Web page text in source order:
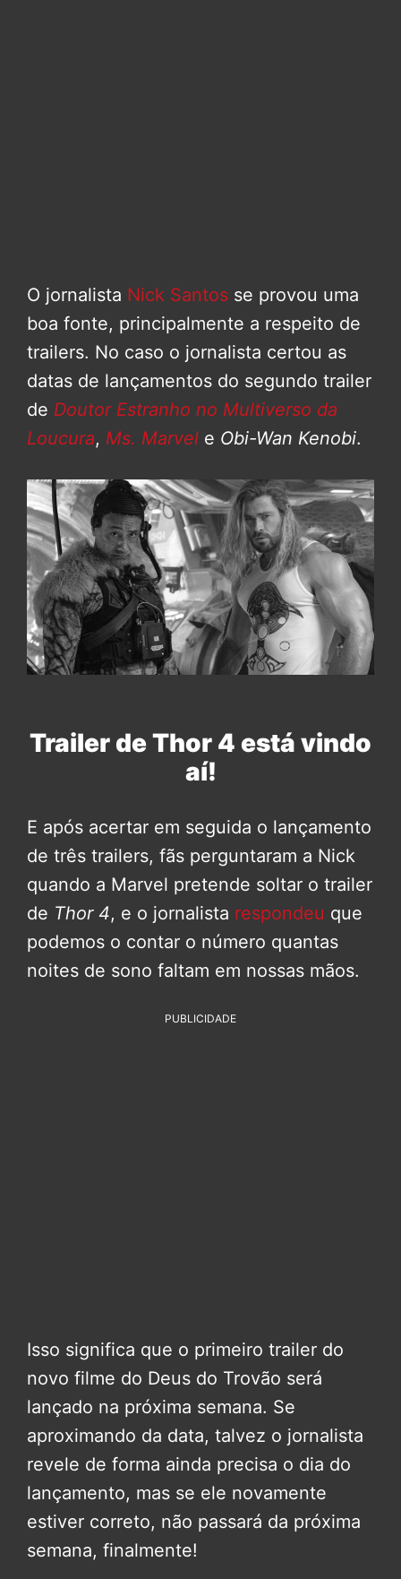
O jornalista Nick Santos se provou uma
boa fonte, principalmente a respeito de
trailers. No caso o jornalista certou as
datas de lançamentos do segundo trailer
de Doutor Estranho no Multiverso da
Loucura, Ms. Marvel e Obi-Wan Kenobi.
Trailer de Thor 4 está vindo
aí!
E após acertar em seguida o lançamento
de três trailers, fãs perguntaram a Nick
quando a Marvel pretende soltar o trailer
de Thor 4, e o jornalista respondeu que
podemos o contar o número quantas
noites de sono faltam em nossas mãos.
PUBLICIDADE
Isso significa que o primeiro trailer do
novo filme do Deus do Trovão será
lançado na próxima semana. Se
aproximando da data, talvez o jornalista
revele de forma ainda precisa o dia do
lançamento, mas se ele novamente
estiver correto, não passará da próxima
semana, finalmente!